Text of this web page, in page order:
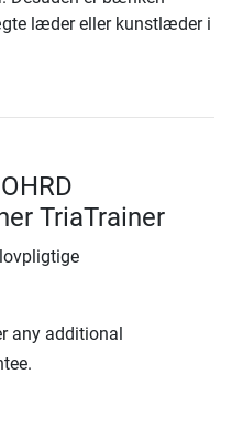
læder eller kunstlæder i
TriaTrainer
any additional